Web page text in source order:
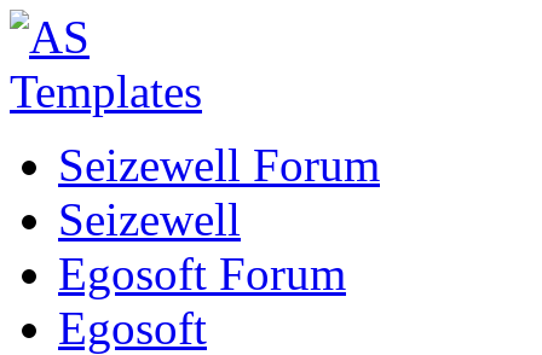
Seizewell Forum
Seizewell
Egosoft Forum
Egosoft